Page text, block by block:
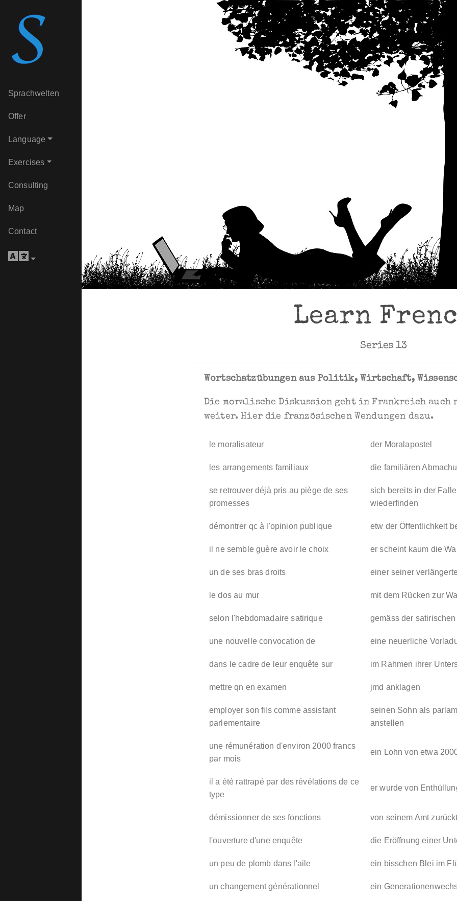
Sprachwelten
Offer
Language
Exercises
Consulting
Map
Contact
Learn
Series 13
Wortschatzübungen aus Politik, Wirtschaft,
Die moralische Diskussion geht in Frankreich auch
weiter. Hier die französischen Wendungen dazu.
le moralisateur der Moralapostel
les arrangements familiaux die familiären
se retrouver déjà pris au piège de ses
promesses
sich bereits in der
wiederfinden
démontrer qc à l'opinion publique etw der Öffentlichkeit
il ne semble guère avoir le choix er scheint kaum die
un de ses bras droits einer seiner
le dos au mur mit dem Rücken zur
selon l'hebdomadaire satirique gemäss der
une nouvelle convocation de eine neuerliche
dans le cadre de leur enquête sur im Rahmen ihrer
mettre qn en examen jmd anklagen
employer son fils comme assistant
parlementaire
seinen Sohn als
anstellen
une rémunération d'environ 2000 francs
par mois
ein Lohn von etwa
il a été rattrapé par des révélations de ce
type
er wurde von
démissionner de ses fonctions von seinem Amt
l'ouverture d'une enquête die Eröffnung einer
un peu de plomb dans l'aile ein bisschen Blei im
un changement générationnel ein